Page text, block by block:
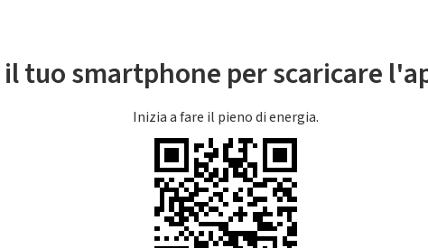
tuo smartphone per scaricare
Inizia a fare il pieno di energia.